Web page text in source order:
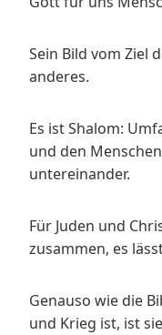
Sein Bild vom Ziel
anderes.
Es ist Shalom:
und den
untereinander.
Für Juden und
zusammen, es
Genauso wie die
und Krieg ist, ist